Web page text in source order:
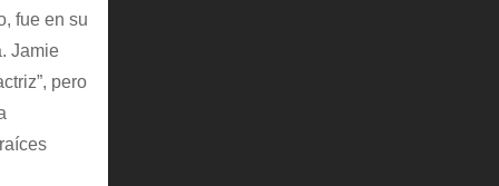
fue en su
Jamie
pero